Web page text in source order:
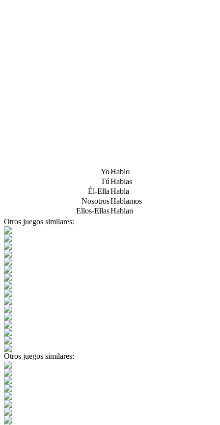
YoHablo
TúHablas
Él-EllaHabla
NosotrosHablamos
Ellos-EllasHablan
Otros juegos similares:
Otros juegos similares: